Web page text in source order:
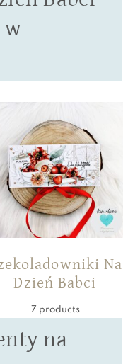
w
Na
Dzień Babci
7 products
na